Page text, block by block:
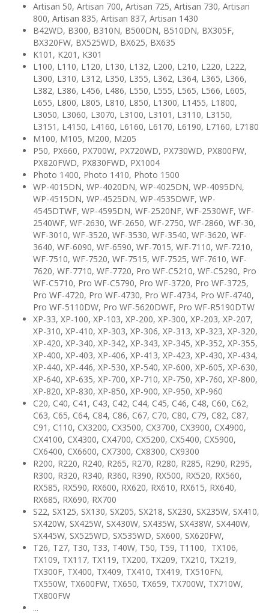
Artisan 50, Artisan 700, Artisan 725, Artisan 730, Artisan
800, Artisan 835, Artisan 837, Artisan 1430
B42WD, B300, B310N, B500DN, B510DN, BX305F,
BX320FW, BX525WD, BX625, BX635
K101, K201, K301
L100, L110, L120, L130, L132, L200, L210, L220, L222,
L300, L310, L312, L350, L355, L362, L364, L365, L366,
L382, L386, L456, L486, L550, L555, L565, L566, L605,
L655, L800, L805, L810, L850, L1300, L1455, L1800,
L3050, L3060, L3070, L3100, L3101, L3110, L3150,
L3151, L4150, L4160, L6160, L6170, L6190, L7160, L7180
M100, M105, M200, M205
P50, PX660, PX700W, PX720WD, PX730WD, PX800FW,
PX820FWD, PX830FWD, PX1004
Photo 1400, Photo 1410, Photo 1500
WP-4015DN, WP-4020DN, WP-4025DN, WP-4095DN,
WP-4515DN, WP-4525DN, WP-4535DWF, WP-
4545DTWF, WP-4595DN, WF-2520NF, WF-2530WF, WF-
2540WF, WF-2630, WF-2650, WF-2750, WF-2860, WF-30,
WF-3010, WF-3520, WF-3530, WF-3540, WF-3620, WF-
3640, WF-6090, WF-6590, WF-7015, WF-7110, WF-7210,
WF-7510, WF-7520, WF-7515, WF-7525, WF-7610, WF-
7620, WF-7710, WF-7720, Pro WF-C5210, WF-C5290, Pro
WF-C5710, Pro WF-C5790, Pro WF-3720, Pro WF-3725,
Pro WF-4720, Pro WF-4730, Pro WF-4734, Pro WF-4740,
Pro WF-5110DW, Pro WF-5620DWF, Pro WF-R5190DTW
XP-33, XP-100, XP-103, XP-200, XP-300, XP-203, XP-207,
XP-310, XP-410, XP-303, XP-306, XP-313, XP-323, XP-320,
XP-420, XP-340, XP-342, XP-343, XP-345, XP-352, XP-355,
XP-400, XP-403, XP-406, XP-413, XP-423, XP-430, XP-434,
XP-440, XP-446, XP-530, XP-540, XP-600, XP-605, XP-630,
XP-640, XP-635, XP-700, XP-710, XP-750, XP-760, XP-800,
XP-820, XP-830, XP-850, XP-900, XP-950, XP-960
C20, C40, C41, C43, С42, C44, С45, С46, С48, С60, С62,
С63, C65, С64, C84, C86, С67, С70, C80, С79, С82, С87,
С91, С110, CX3200, CX3500, CX3700, CX3900, CX4900,
CX4100, CX4300, CX4700, CX5200, CX5400, CX5900,
CX6400, CX6600, CX7300, CX8300, CX9300
R200, R220, R240, R265, R270, R280, R285, R290, R295,
R300, R320, R340, R360, R390, RX500, RX520, RX560,
RX585, RX590, RX600, RX620, RX610, RX615, RX640,
RX685, RX690, RX700
S22, SX125, SX130, SX205, SX218, SX230, SX235W, SX410,
SX420W, SX425W, SX430W, SX435W, SX438W, SX440W,
SX445W, SX525WD, SX535WD, SX600, SX620FW,
T26, T27, T30, T33, T40W, T50, T59, T1100, TX106,
TX109, TX117, TX119, TX200, TX209, TX210, TX219,
TX300F, TX400, TX409, TX410, TX419, TX510FN,
TX550W, TX600FW, TX650, TX659, TX700W, TX710W,
TX800FW
...